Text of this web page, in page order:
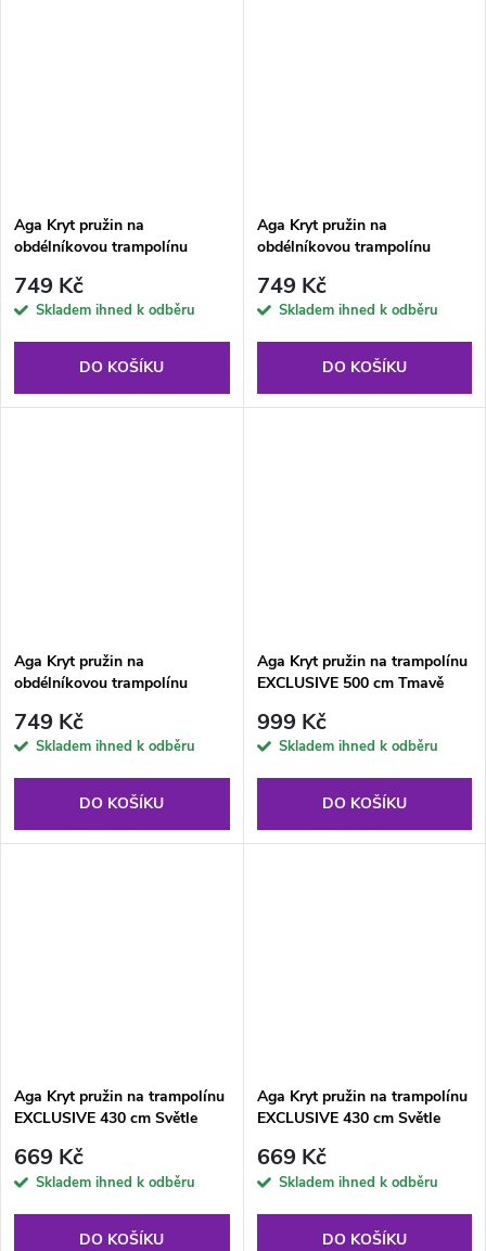
Aga Kryt pružin na
obdélníkovou trampolínu
749 Kč
Skladem ihned k odběru
DO KOŠÍKU
Aga Kryt pružin na
obdélníkovou trampolínu
749 Kč
Skladem ihned k odběru
DO KOŠÍKU
Aga Kryt pružin na
obdélníkovou trampolínu
749 Kč
Skladem ihned k odběru
DO KOŠÍKU
Aga Kryt pružin na trampolínu
EXCLUSIVE 500 cm Tmavě
999 Kč
Skladem ihned k odběru
DO KOŠÍKU
Aga Kryt pružin na trampolínu
EXCLUSIVE 430 cm Světle
669 Kč
Skladem ihned k odběru
DO KOŠÍKU
Aga Kryt pružin na trampolínu
EXCLUSIVE 430 cm Světle
669 Kč
Skladem ihned k odběru
DO KOŠÍKU